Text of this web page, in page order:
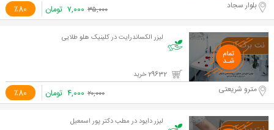
٪80 بلوار سجاد ۳۵,۰۰۰ ۷,۰۰۰ تومان
لیزر الکساندرایت در کلینیک هلو طلایی
٪80 مترو شریعتی ۲۰,۰۰۰ ۴,۰۰۰ تومان
لیزر دایود در مطب دکتر پور اسمعیل